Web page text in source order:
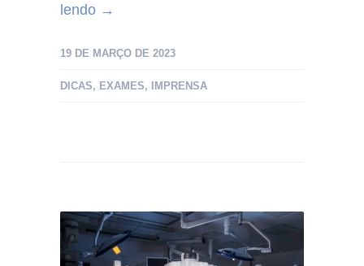
lendo →
19 DE MARÇO DE 2023
DICAS, EXAMES, IMPRENSA